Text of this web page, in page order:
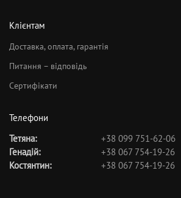
Клієнтам
Доставка, оплата, гарантія
Питання – відповідь
Сертифікати
Телефони
Тетяна:
+38 099 751-62-06
Генадій:
+38 067 754-19-26
Костянтин:
+38 067 754-19-26